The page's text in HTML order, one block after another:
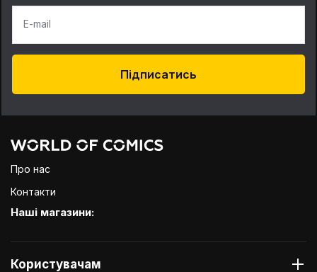
E-mail
Підписатись
Про нас
Контакти
Наші магазини:
Користувачам